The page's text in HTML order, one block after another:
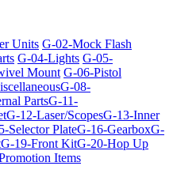
Units G-02-Mock Flash
G-04-Lights G-05-
Mount G-06-Pistol
G-08-
PartsG-11-
G-12-Laser/ScopesG-13-Inner
Selector PlateG-16-GearboxG-
G-19-Front KitG-20-Hop Up
Items